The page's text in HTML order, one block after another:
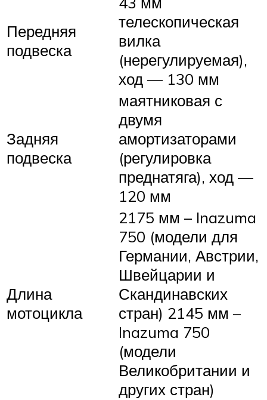
Передняя
подвеска
телескопическая
вилка
(нерегулируемая),
ход — 130 мм
Задняя
подвеска
маятниковая с
двумя
амортизаторами
(регулировка
преднатяга), ход —
120 мм
Длина
мотоцикла
2175 мм – Inazuma
750 (модели для
Германии, Австрии,
Швейцарии и
Скандинавских
стран) 2145 мм –
Inazuma 750
(модели
Великобритании и
других стран)